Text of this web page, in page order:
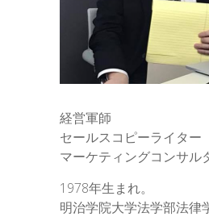
経営軍師
セールスコピーライター
マーケティングコンサル
1978年生まれ。
明治学院大学法学部法律